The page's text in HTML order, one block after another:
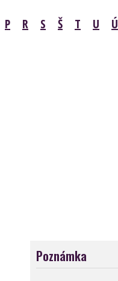
P R S Š T U Ú
Poznámka